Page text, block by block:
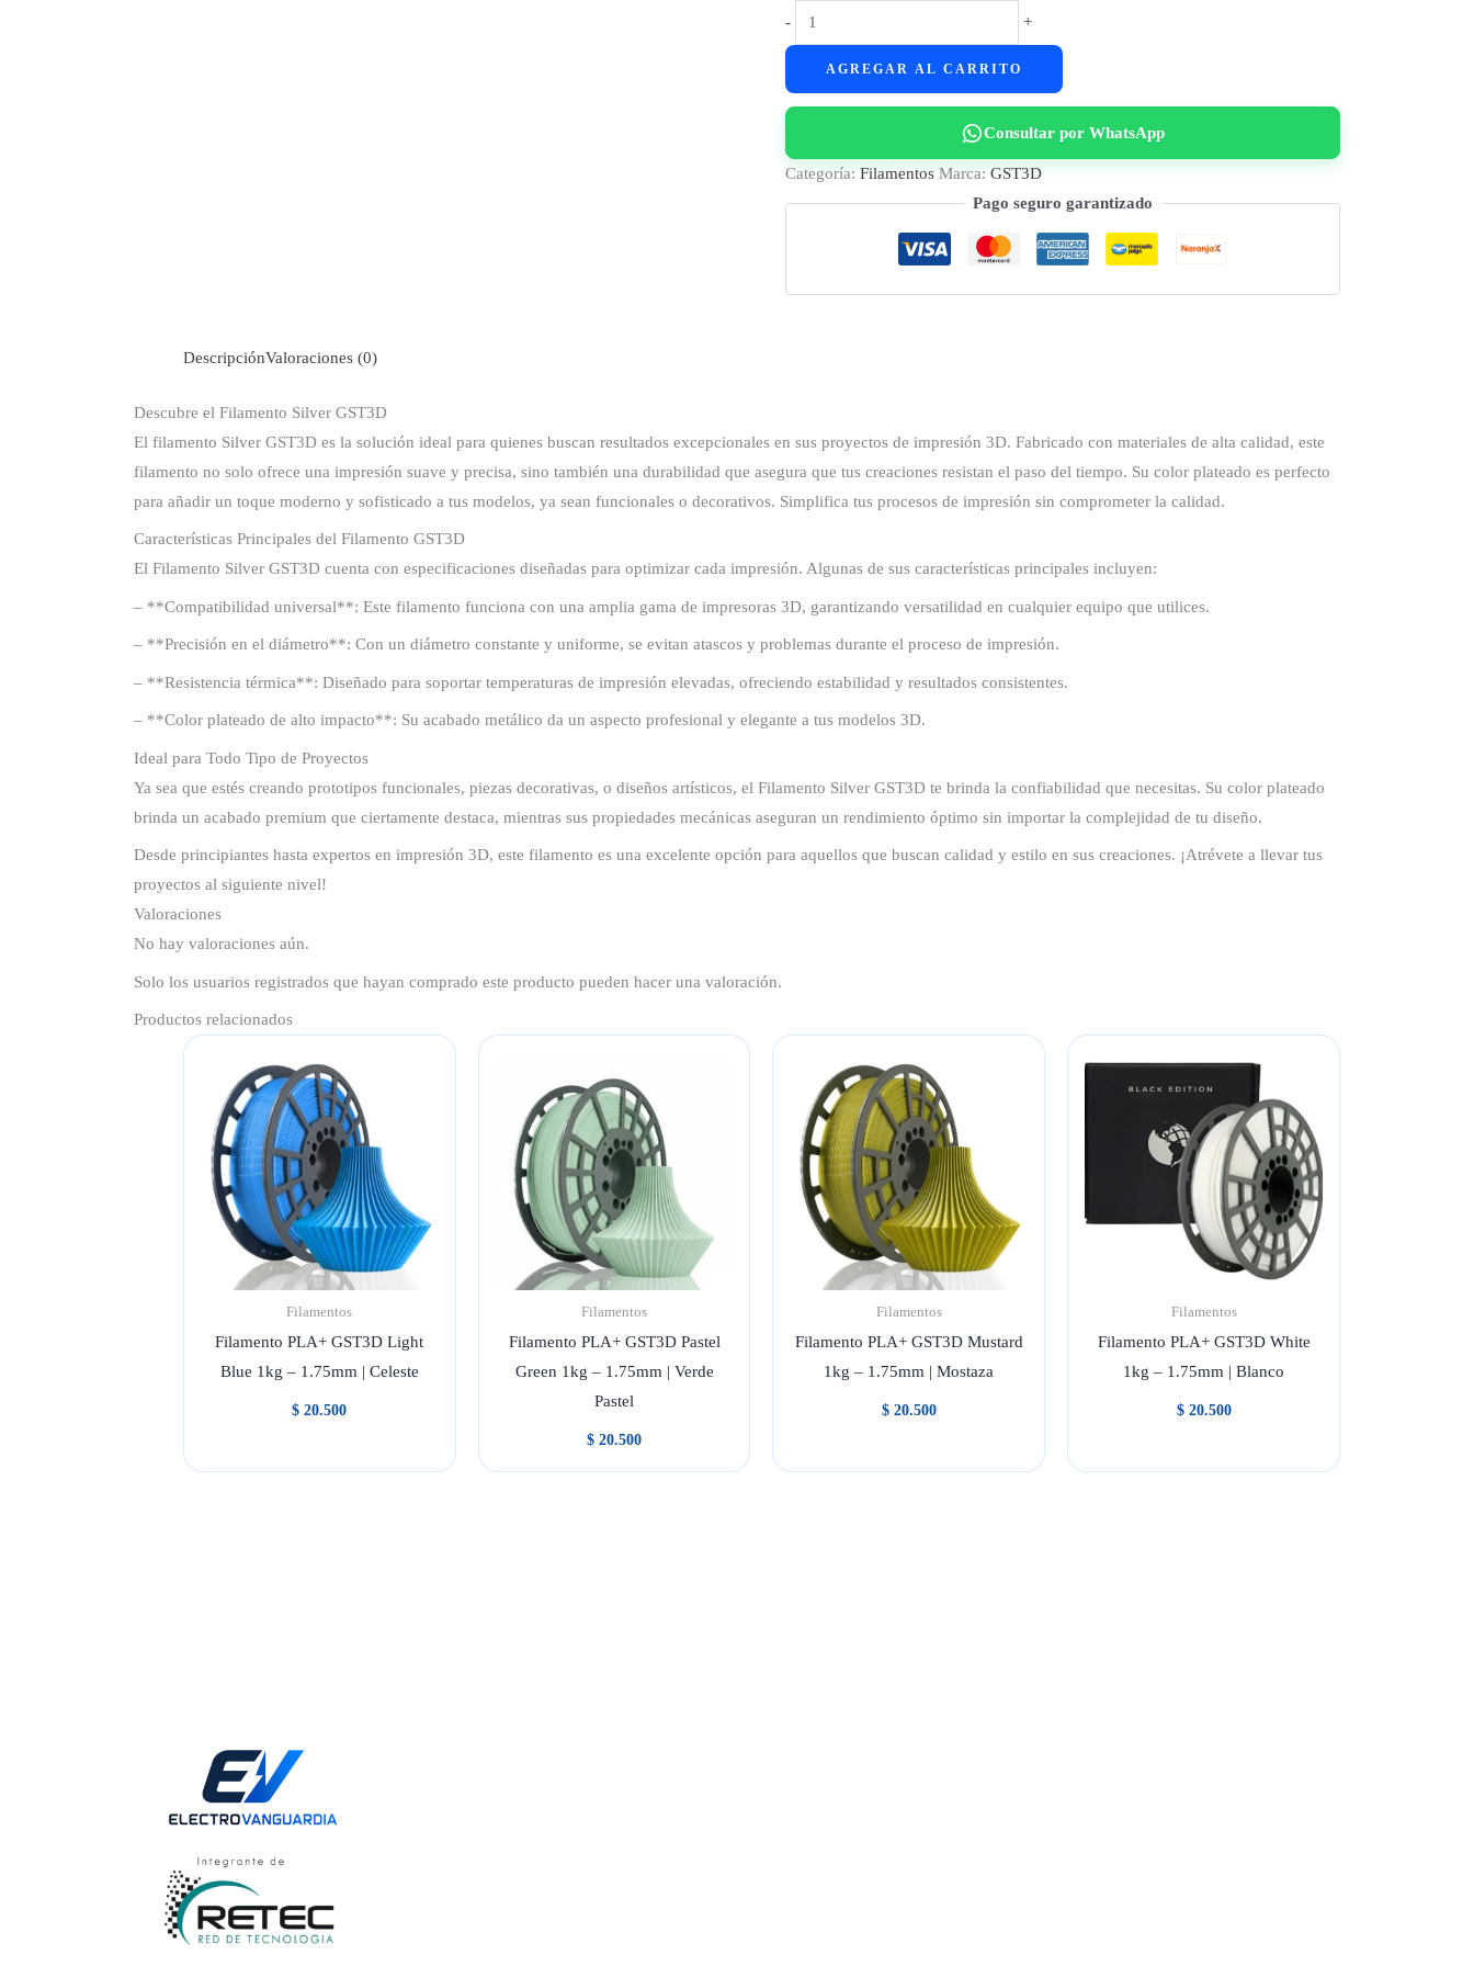
-
Filamento
PLA+
GST3D
-
+
AGREGAR AL CARRITO
Consultar por WhatsApp
Categoría: Filamentos Marca: GST3D
Pago seguro garantizado
DescripciónValoraciones (0)
Descubre el Filamento Silver GST3D
El filamento Silver GST3D es la solución ideal para quienes buscan resultados excepcionales en sus proyectos de impresión 3D. Fabricado con materiales de alta calidad, este
filamento no solo ofrece una impresión suave y precisa, sino también una durabilidad que asegura que tus creaciones resistan el paso del tiempo. Su color plateado es perfecto
para añadir un toque moderno y sofisticado a tus modelos, ya sean funcionales o decorativos. Simplifica tus procesos de impresión sin comprometer la calidad.
Características Principales del Filamento GST3D
El Filamento Silver GST3D cuenta con especificaciones diseñadas para optimizar cada impresión. Algunas de sus características principales incluyen:
– **Compatibilidad universal**: Este filamento funciona con una amplia gama de impresoras 3D, garantizando versatilidad en cualquier equipo que utilices.
– **Precisión en el diámetro**: Con un diámetro constante y uniforme, se evitan atascos y problemas durante el proceso de impresión.
– **Resistencia térmica**: Diseñado para soportar temperaturas de impresión elevadas, ofreciendo estabilidad y resultados consistentes.
– **Color plateado de alto impacto**: Su acabado metálico da un aspecto profesional y elegante a tus modelos 3D.
Ideal para Todo Tipo de Proyectos
Ya sea que estés creando prototipos funcionales, piezas decorativas, o diseños artísticos, el Filamento Silver GST3D te brinda la confiabilidad que necesitas. Su color plateado
brinda un acabado premium que ciertamente destaca, mientras sus propiedades mecánicas aseguran un rendimiento óptimo sin importar la complejidad de tu diseño.
Desde principiantes hasta expertos en impresión 3D, este filamento es una excelente opción para aquellos que buscan calidad y estilo en sus creaciones. ¡Atrévete a llevar tus
proyectos al siguiente nivel!
Valoraciones
No hay valoraciones aún.
Solo los usuarios registrados que hayan comprado este producto pueden hacer una valoración.
Productos relacionados
Filamentos
Filamento PLA+ GST3D Light
Blue 1kg – 1.75mm | Celeste
$ 20.500
Filamentos
Filamento PLA+ GST3D Pastel
Green 1kg – 1.75mm | Verde
Pastel
$ 20.500
Filamentos
Filamento PLA+ GST3D Mustard
1kg – 1.75mm | Mostaza
$20.500
Filamentos
Filamento PLA+ GST3D White
1kg – 1.75mm | Blanco
$20.500